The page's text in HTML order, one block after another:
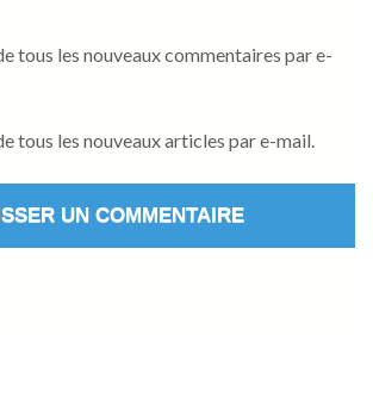
tous les nouveaux commentaires par e-
tous les nouveaux articles par e-mail.